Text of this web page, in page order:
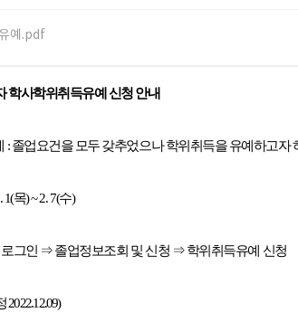
예.pdf
학사학위취득유예 신청 안내
: 졸업요건을 모두 갖추었으나 학위취득을 유예하고자
목) ~ 2. 7(수)
로그인 ⇒ 졸업정보조회 및 신청 ⇒ 학위취득유예 신청